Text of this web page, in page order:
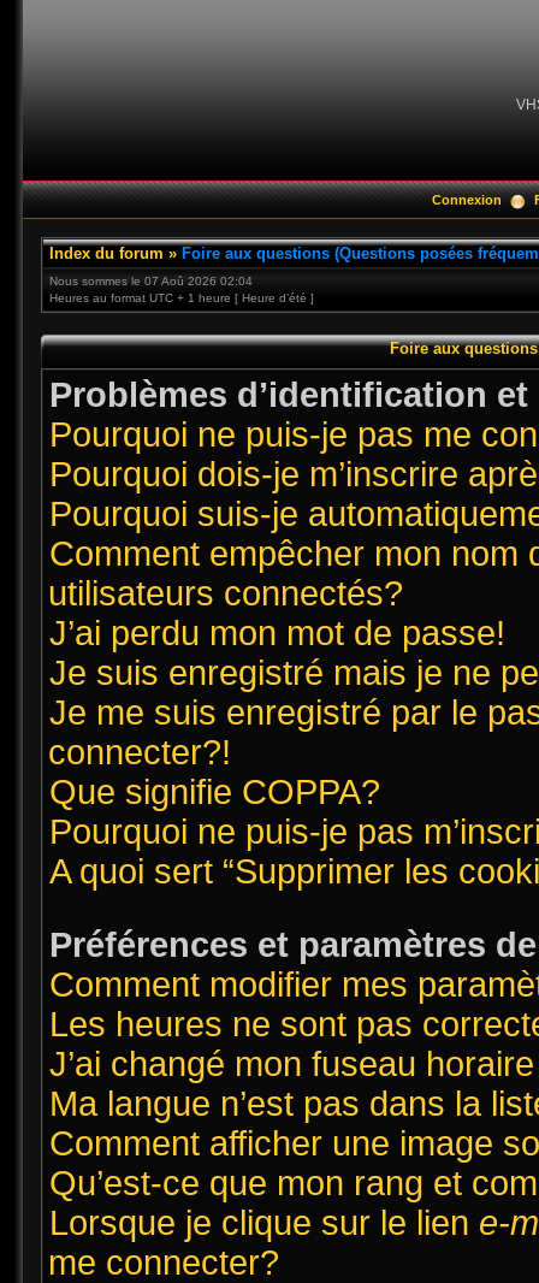
Connexion
Index du forum » Foire aux questions (Questions posées
Nous sommes le 07 Aoû 2026 02:04
Heures au format UTC + 1 heure [ Heure d’été ]
Foire aux
Problèmes d’identification
Pourquoi ne puis-je pas me
Pourquoi dois-je m’inscrire
Pourquoi suis-je
Comment empêcher mon nom
utilisateurs connectés?
J’ai perdu mon mot de passe!
Je suis enregistré mais je ne
Je me suis enregistré par le
connecter?!
Que signifie COPPA?
Pourquoi ne puis-je pas
A quoi sert “Supprimer les
Préférences et paramètres
Comment modifier mes
Les heures ne sont pas
J’ai changé mon fuseau
Ma langue n’est pas dans la
Comment afficher une image
Qu’est-ce que mon rang et
Lorsque je clique sur le lien e-
me connecter?